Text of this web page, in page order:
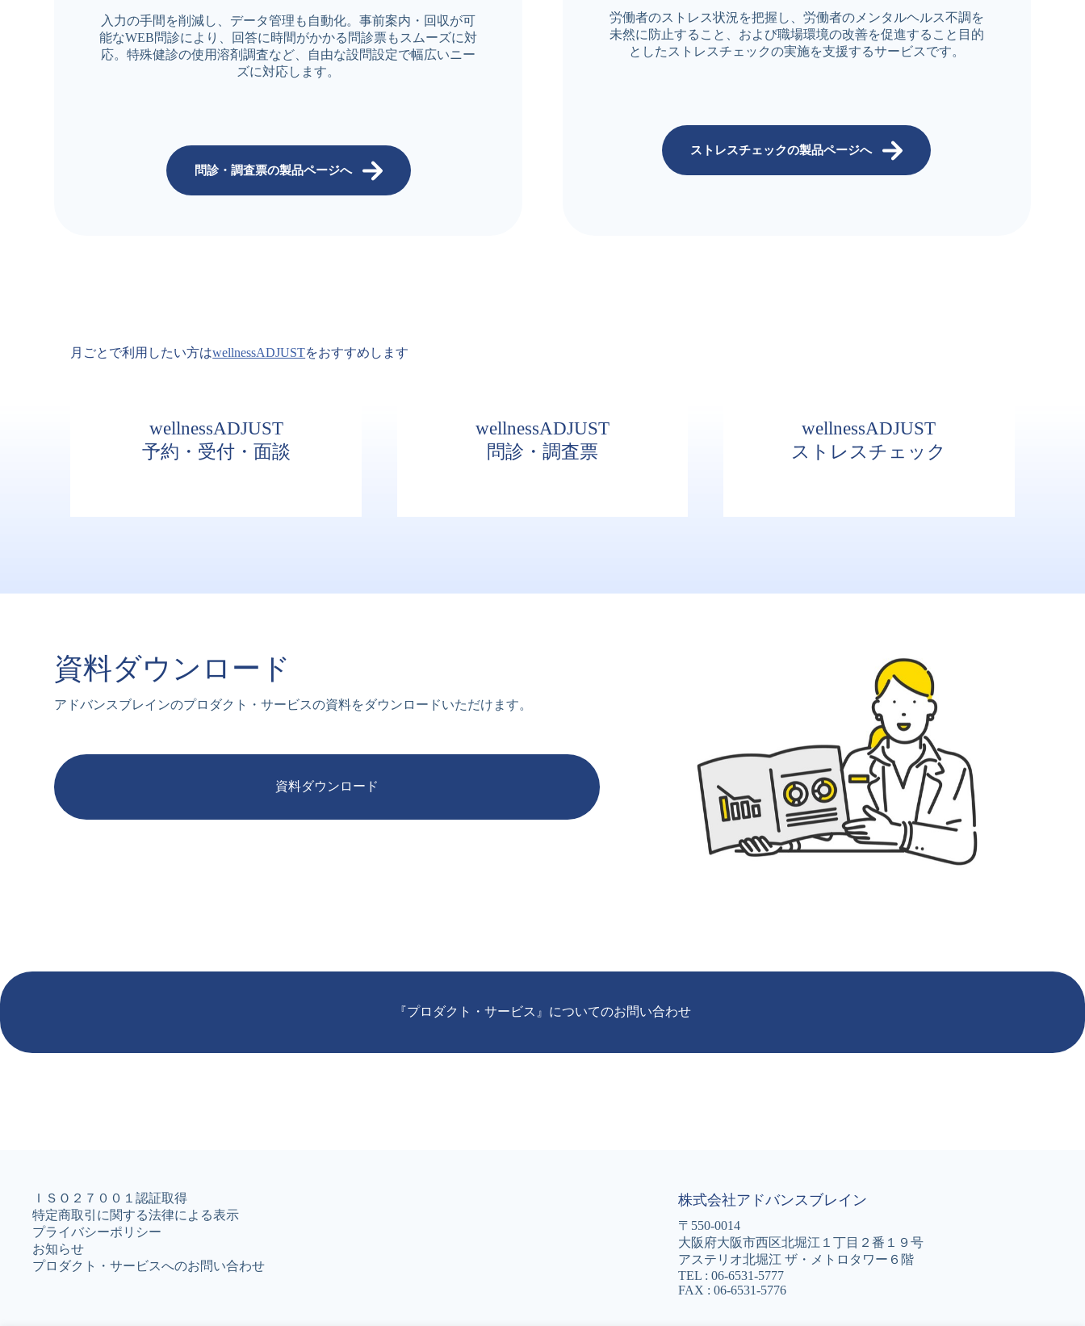
入力の手間を削減し、データ管理も自動化。事前案内・回収が可
能なWEB問診により、回答に時間がかかる問診票もスムーズに対
応。特殊健診の使用溶剤調査など、自由な設問設定で幅広いニー
ズに対応します。
問診・調査票の製品ページへ
労働者のストレス状況を把握し、労働者のメンタルヘルス不調を
未然に防止すること、および職場環境の改善を促進すること目的
としたストレスチェックの実施を支援するサービスです。
ストレスチェックの製品ページへ
月ごとで利用したい方はwellnessADJUSTをおすすめします
wellnessADJUST
予約・受付・面談
wellnessADJUST
問診・調査票
wellnessADJUST
ストレスチェック
資料ダウンロード
アドバンスブレインのプロダクト・サービスの資料をダウンロードいただけます。
資料ダウンロード
『プロダクト・サービス』についてのお問い合わせ
ＩＳＯ２７００１認証取得
特定商取引に関する法律による表示
プライバシーポリシー
お知らせ
プロダクト・サービスへのお問い合わせ
株式会社アドバンスブレイン
〒550-0014
大阪府大阪市西区北堀江１丁目２番１９号
アステリオ北堀江 ザ・メトロタワー６階
TEL : 06-6531-5777
FAX : 06-6531-5776